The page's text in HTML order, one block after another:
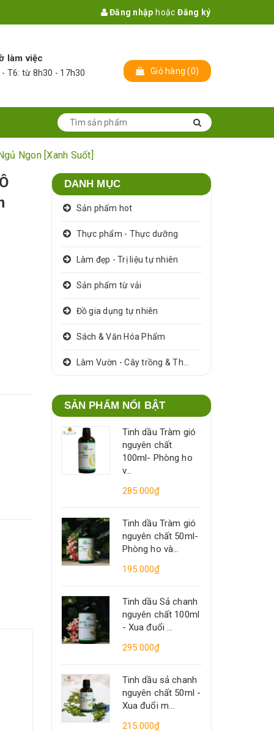
Đăng nhập hoặc Đăng ký
làm việc
- T6: từ 8h30 - 17h30 Giỏ hàng (0)
Ngon [Xanh Suốt]
DANH MỤC
Sản phẩm hot
Thực phẩm - Thực dưỡng
Làm đẹp - Trị liệu tự nhiên
Sản phẩm từ vải
Đồ gia dụng tự nhiên
Sách & Văn Hóa Phẩm
Làm Vườn - Cây trồng & Thảo dược
SẢN PHẨM NỔI BẬT
Tinh dầu Tràm gió
nguyên chất
100ml- Phòng ho
v...
285.000₫
Tinh dầu Tràm gió
nguyên chất 50ml-
Phòng ho và...
195.000₫
Tinh dầu Sả chanh
nguyên chất 100ml
- Xua đuổi ...
295.000₫
Tinh dầu sả chanh
nguyên chất 50ml -
Xua đuổi m...
215.000₫